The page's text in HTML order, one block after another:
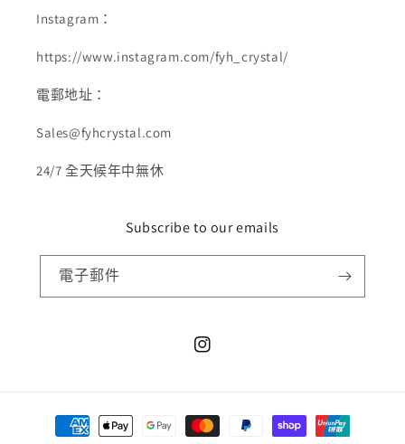
Instagram：
https://www.instagram.com/fyh_crystal/
電郵地址：
Sales@fyhcrystal.com
24/7 全天候年中無休
Subscribe to our emails
電子郵件
Instagram